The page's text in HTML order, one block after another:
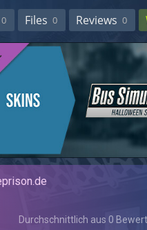
0 Files 0 Reviews 0